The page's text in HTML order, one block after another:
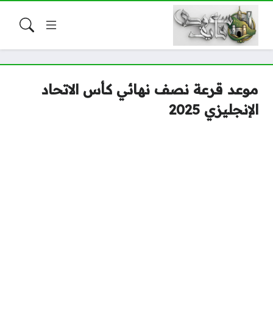
موعد قرعة نصف نهائي كأس الاتحاد
الإنجليزي 2025